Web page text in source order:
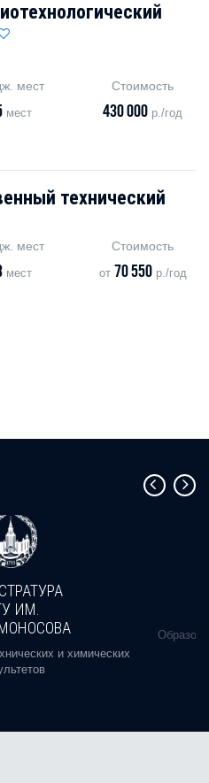
мест
мест
Стоимость
430 000 р./год
технический
мест
мест
Стоимость
от 70 550р./год
ИМ.
и химических